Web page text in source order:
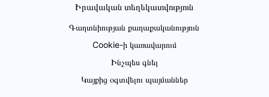
Իրավական տեղեկատվություն
Գաղտնիության քաղաքականություն
Cookie-ի կառավարում
Ինչպես գնել
Կայքից օգտվելու պայմաններ